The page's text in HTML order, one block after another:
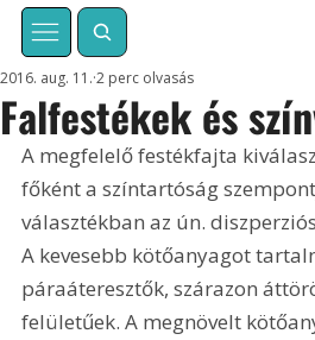
Falfestékek és
2016. aug. 11. 2 perc olvasás
A megfelelő festékfajta
főként a színtartóság
választékban az ún.
A kevesebb kötőanyagot
páraáteresztők, szárazon
felületűek. A megnövelt